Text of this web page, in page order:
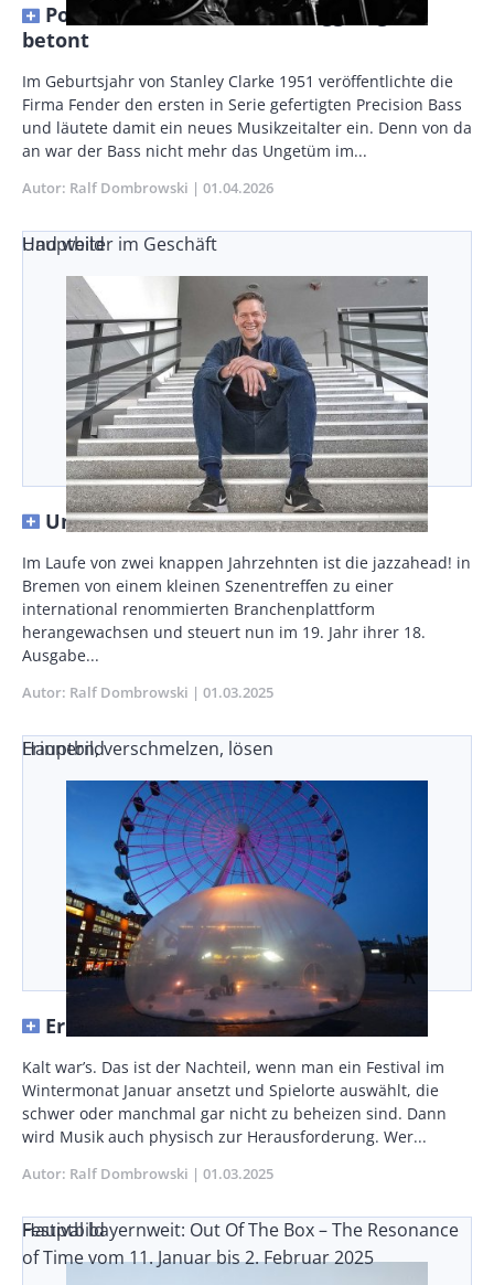
Position des Basses im Klanggefüge
betont
Vorspann
/
Teaser
Im Geburtsjahr von Stanley Clarke 1951 veröffentlichte die
Firma Fender den ersten in Serie gefertigten Precision Bass
und läutete damit ein neues Musikzeitalter ein. Denn von da
an war der Bass nicht mehr das Ungetüm im...
Autor Ralf Dombrowski Publikationsdatum
01.04.2026
Und weiter im Geschäft
Hauptbild
Und weiter im Geschäft
Vorspann
/
Teaser
Im Laufe von zwei knappen Jahrzehnten ist die jazzahead! in
Bremen von einem kleinen Szenentreffen zu einer
international renommierten Branchenplattform
herangewachsen und steuert nun im 19. Jahr ihrer 18.
Ausgabe...
Autor Ralf Dombrowski Publikationsdatum
01.03.2025
Erinnern, verschmelzen, lösen
Hauptbild
Erinnern, verschmelzen, lösen
Vorspann
/
Teaser
Kalt war’s. Das ist der Nachteil, wenn man ein Festival im
Wintermonat Januar ansetzt und Spielorte auswählt, die
schwer oder manchmal gar nicht zu beheizen sind. Dann
wird Musik auch physisch zur Herausforderung. Wer...
Autor Ralf Dombrowski Publikationsdatum
01.03.2025
Festival bayernweit: Out Of The Box – The Resonance
of Time vom 11. Januar bis 2. Februar 2025
Hauptbild